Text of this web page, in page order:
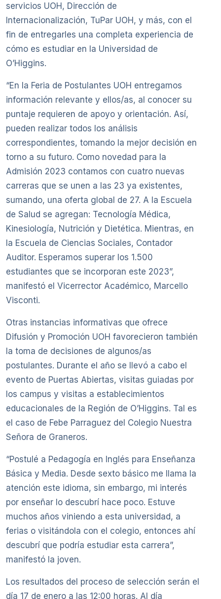
servicios UOH, Dirección de
Internacionalización, TuPar UOH, y más, con el
fin de entregarles una completa experiencia de
cómo es estudiar en la Universidad de
O’Higgins.
“En la Feria de Postulantes UOH entregamos
información relevante y ellos/as, al conocer su
puntaje requieren de apoyo y orientación. Así,
pueden realizar todos los análisis
correspondientes, tomando la mejor decisión en
torno a su futuro. Como novedad para la
Admisión 2023 contamos con cuatro nuevas
carreras que se unen a las 23 ya existentes,
sumando, una oferta global de 27. A la Escuela
de Salud se agregan: Tecnología Médica,
Kinesiología, Nutrición y Dietética. Mientras, en
la Escuela de Ciencias Sociales, Contador
Auditor. Esperamos superar los 1.500
estudiantes que se incorporan este 2023”,
manifestó el Vicerrector Académico, Marcello
Visconti.
Otras instancias informativas que ofrece
Difusión y Promoción UOH favorecieron también
la toma de decisiones de algunos/as
postulantes. Durante el año se llevó a cabo el
evento de Puertas Abiertas, visitas guiadas por
los campus y visitas a establecimientos
educacionales de la Región de O’Higgins. Tal es
el caso de Febe Parraguez del Colegio Nuestra
Señora de Graneros.
“Postulé a Pedagogía en Inglés para Enseñanza
Básica y Media. Desde sexto básico me llama la
atención este idioma, sin embargo, mi interés
por enseñar lo descubrí hace poco. Estuve
muchos años viniendo a esta universidad, a
ferias o visitándola con el colegio, entonces ahí
descubrí que podría estudiar esta carrera”,
manifestó la joven.
Los resultados del proceso de selección serán el
día 17 de enero a las 12:00 horas. Al día